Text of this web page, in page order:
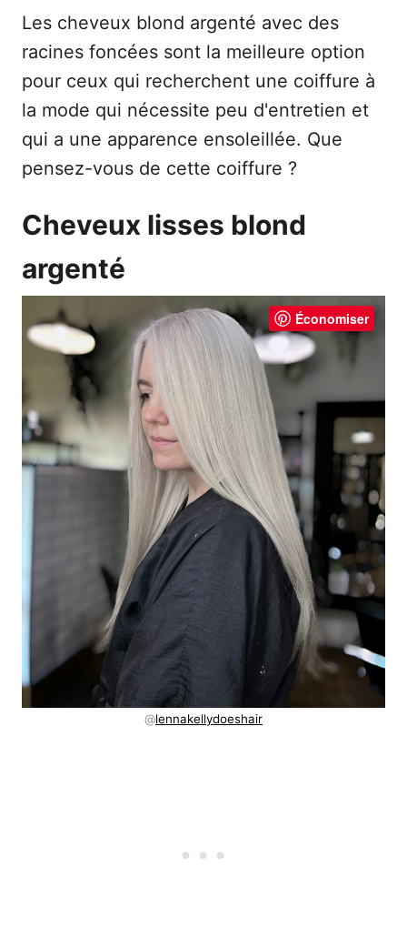
Les cheveux blond argenté avec des
racines foncées sont la meilleure option
pour ceux qui recherchent une coiffure à
la mode qui nécessite peu d'entretien et
qui a une apparence ensoleillée. Que
pensez-vous de cette coiffure ?
Cheveux lisses blond
argenté
Économiser
@lennakellydoeshair